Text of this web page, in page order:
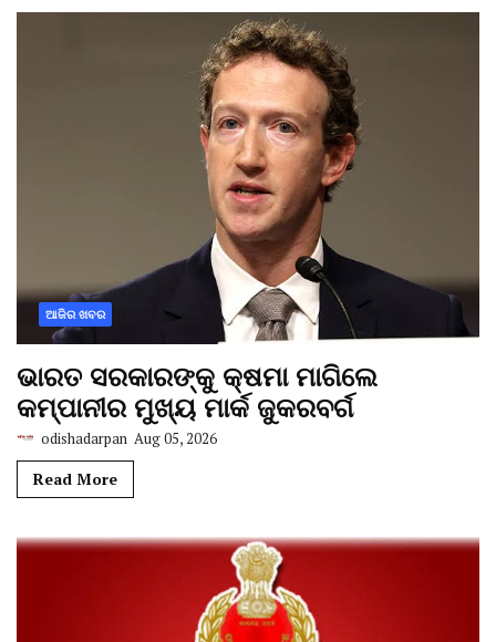
ଆଜିର ଖବର
ଭାରତ ସରକାରଙ୍କୁ କ୍ଷମା ମାଗିଲେ
କମ୍ପାନୀର ମୁଖ୍ୟ ମାର୍କ ଜୁକରବର୍ଗ
odishadarpan Aug 05, 2026
Read More